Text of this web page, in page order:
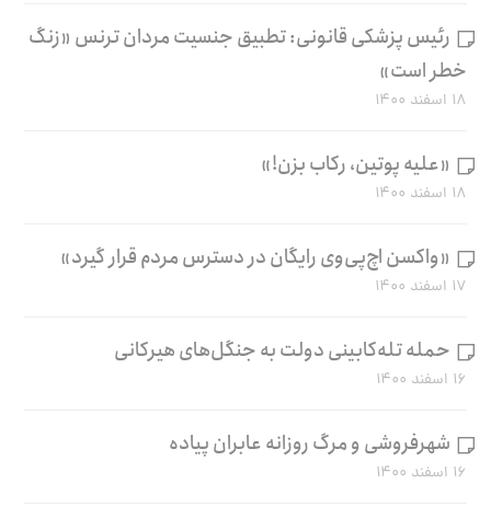
رئیس پزشکی قانونی: تطبیق جنسیت مردان ترنس «زنگ
خطر است»
۱۸ اسفند ۱۴۰۰
«علیه پوتین، رکاب بزن!»
۱۸ اسفند ۱۴۰۰
«واکسن اچ‌پی‌وی رایگان در دسترس مردم قرار گیرد»
۱۷ اسفند ۱۴۰۰
حمله تله‌کابینی دولت به جنگل‌های هیرکانی
۱۶ اسفند ۱۴۰۰
شهرفروشی و مرگ روزانه عابران پیاده
۱۶ اسفند ۱۴۰۰